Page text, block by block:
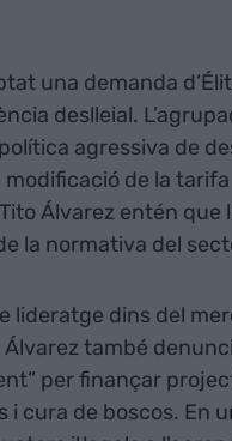
una demanda
deslleial.
agressiva de
modificació de la tarifa
Álvarez entén que
la normativa del
lideratge dins del
també
per finançar
i cura de boscos. En